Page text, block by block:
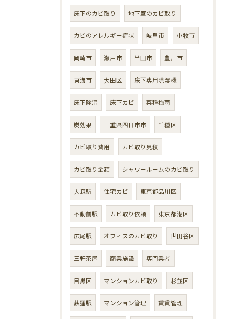
床下のカビ取り 地下室のカビ取り
カビのアレルギー症状 岐阜市 小牧市
岡崎市 瀬戸市 半田市 豊川市
東海市 大田区 床下専用除湿機
床下除湿 床下カビ 菜種梅雨
炭効果 三重県四日市市 千種区
カビ取り費用 カビ取り見積
カビ取り金額 シャワールームのカビ取り
大森駅 住宅カビ 東京都品川区
不動前駅 カビ取り依頼 東京都港区
広尾駅 オフィスのカビ取り 世田谷区
三軒茶屋 商業施設 専門業者
目黒区 マンションカビ取り 杉並区
荻窪駅 マンション管理 賃貸管理